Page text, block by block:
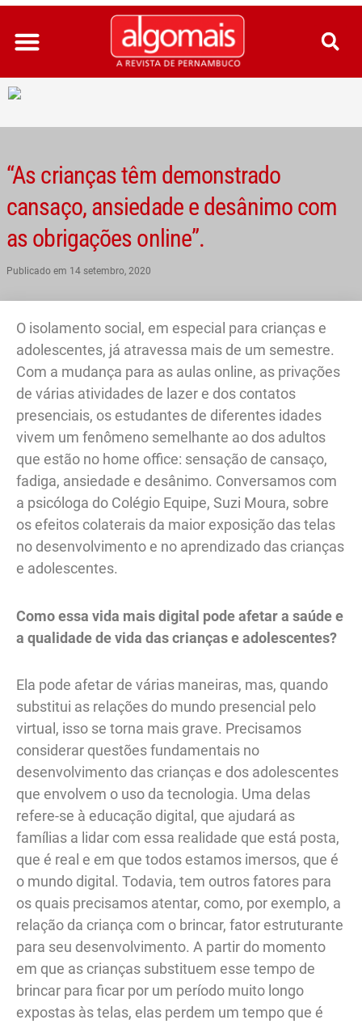
Ir
para
conteúdo
“As crianças têm demonstrado
cansaço, ansiedade e desânimo com
as obrigações online”.
Publicado em 14 setembro, 2020
O isolamento social, em especial para crianças e
adolescentes, já atravessa mais de um semestre.
Com a mudança para as aulas online, as privações
de várias atividades de lazer e dos contatos
presenciais, os estudantes de diferentes idades
vivem um fenômeno semelhante ao dos adultos
que estão no home office: sensação de cansaço,
fadiga, ansiedade e desânimo. Conversamos com
a psicóloga do Colégio Equipe, Suzi Moura, sobre
os efeitos colaterais da maior exposição das telas
no desenvolvimento e no aprendizado das crianças
e adolescentes.
Como essa vida mais digital pode afetar a saúde e
a qualidade de vida das crianças e adolescentes?
Ela pode afetar de várias maneiras, mas, quando
substitui as relações do mundo presencial pelo
virtual, isso se torna mais grave. Precisamos
considerar questões fundamentais no
desenvolvimento das crianças e dos adolescentes
que envolvem o uso da tecnologia. Uma delas
refere-se à educação digital, que ajudará as
famílias a lidar com essa realidade que está posta,
que é real e em que todos estamos imersos, que é
o mundo digital. Todavia, tem outros fatores para
os quais precisamos atentar, como, por exemplo, a
relação da criança com o brincar, fator estruturante
para seu desenvolvimento. A partir do momento
em que as crianças substituem esse tempo de
brincar para ficar por um período muito longo
expostas às telas, elas perdem um tempo que é